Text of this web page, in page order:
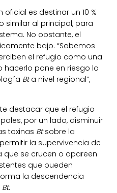
es destinar un 10 %
similar al principal, para
No obstante, el
bajo. “Sabemos
el refugio como una
pone en riesgo la
Bta nivel regional”,
destacar que el refugio
por un lado, disminuir
toxinas Btsobre la
la supervivencia de
que se crucen o apareen
que pueden
la descendencia
Bt.